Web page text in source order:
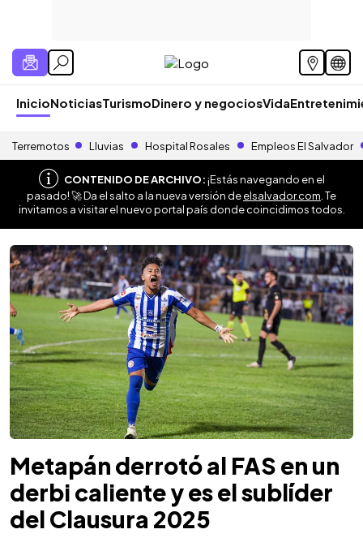
InicioNoticiasTurismoDinero y negociosVida
Terremotos Lluvias Hospital Rosales Empleos El Salvador
CONTENIDO DE ARCHIVO:¡Estás navegando en el
pasado! 🚀 Da el salto a la nueva versión deelsalvador.com . Te
invitamos a visitar el nuevo portal país donde coincidimos todos.
Metapán derrotó al FAS en un
derbi caliente y es el sublíder
del Clausura 2025